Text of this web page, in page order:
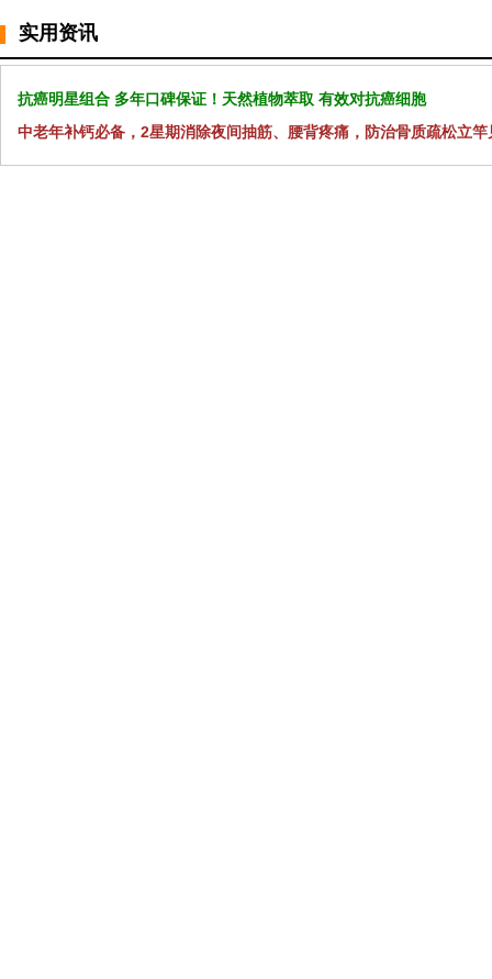
实用资讯
抗癌明星组合 多年口碑保证！天然植物萃取 有效对抗癌细胞
中老年补钙必备，2星期消除夜间抽筋、腰背疼痛，防治骨质疏松立竿